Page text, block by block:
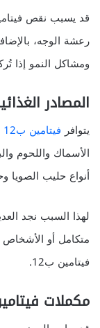
رعشة الوجه،
ومشاكل النمو إذا
المصادر
يتوافرفيتامين ب12
الأسماك واللحوم
أنواع حليب الصويا
لهذا السبب نجد
متكامل أو
فيتامين ب12.
مكملات